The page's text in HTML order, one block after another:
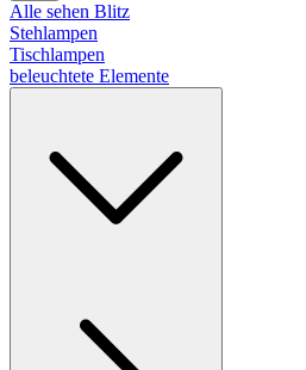
Alle sehen Blitz
Stehlampen
Tischlampen
beleuchtete Elemente